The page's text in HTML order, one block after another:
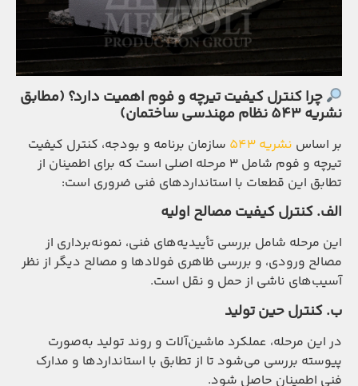
چرا کنترل کیفیت تیرچه و فوم اهمیت دارد؟ (مطابق
نشریه 543 نظام مهندسی ساختمان)
بر اساس نشریه 543
سازمان برنامه و بودجه، کنترل کیفیت
تیرچه و فوم شامل ۳ مرحله اصلی است که برای اطمینان از
تطابق این قطعات با استانداردهای فنی ضروری است:
الف.کنترل کیفیت مصالح اولیه
این مرحله شامل بررسی تأییدیه‌های فنی، نمونه‌برداری از
مصالح ورودی، و بررسی ظاهری فولادها و مصالح دیگر از نظر
آسیب‌های ناشی از حمل و نقل است.
ب.کنترل حین تولید
در این مرحله، عملکرد ماشین‌آلات و روند تولید به‌صورت
پیوسته بررسی می‌شود تا از تطابق با استانداردها و مدارک
فنی اطمینان حاصل شود.